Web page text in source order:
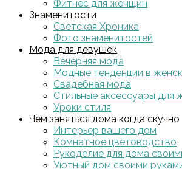
Фитнес для женщин
Знаменитости
Светская Хроника
Фото знаменитостей
Мода для девушек
Вечерняя мода
Модные тенденции в
Свадебная мода
Стильные аксессуары для
Уроки стиля
Чем заняться дома когда скучно
Интерьер вашего дом
Комнатное цветоводство
Рукоделие для дома
Уютный дом своими